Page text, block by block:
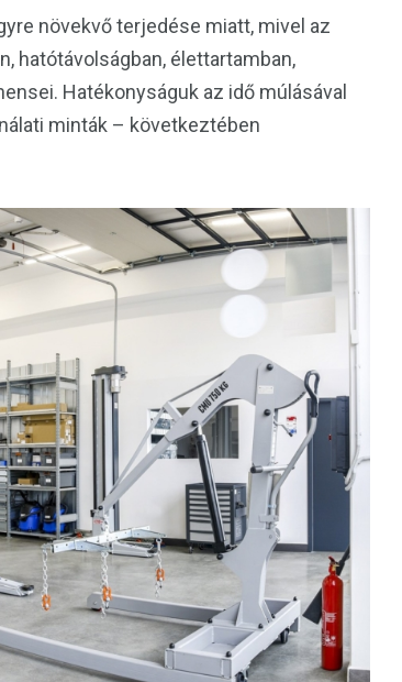
növekvő terjedése miatt, mivel az
hatótávolságban, élettartamban,
Hatékonyságuk az idő múlásával
minták – következtében